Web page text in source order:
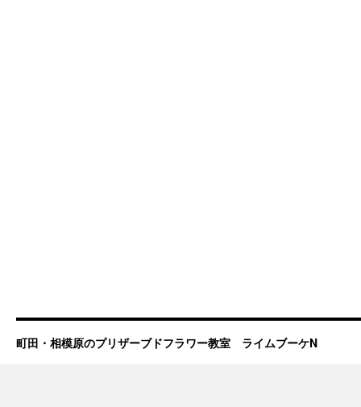
町田・相模原のプリザーブドフラワー教室 ライムブーケN